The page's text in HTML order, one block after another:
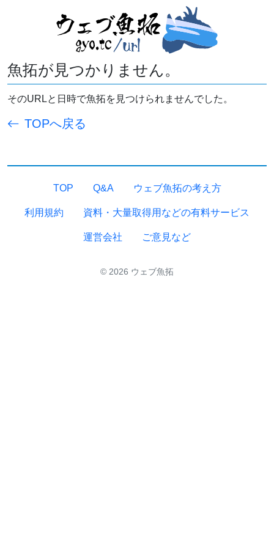
魚拓が見つかりません。
そのURLと日時で魚拓を見つけられませんでした。
TOPへ戻る
TOP Q&A ウェブ魚拓の考え方
利用規約 資料・大量取得用などの有料サービス
運営会社 ご意見など
© 2026 ウェブ魚拓